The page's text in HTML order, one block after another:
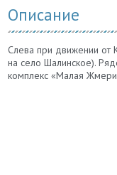
Описание
Слева при движении от
на село Шалинское).
комплекс «Малая